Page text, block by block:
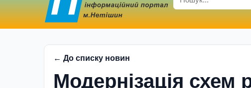
← До списку новин
Модернізація схем